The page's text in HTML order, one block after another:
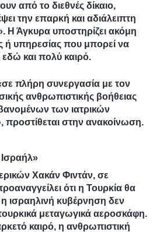
από το διεθνές δίκαιο,
την επαρκή και αδιάλειπτη
Η Άγκυρα υποστηρίζει ακόμη
ή υπηρεσίας που μπορεί να
εδώ και πολύ καιρό.
πλήρη συνεργασία με τον
ανθρωπιστικής βοήθειας
των ιατρικών
προστίθεται στην ανακοίνωση.
Ισραήλ»
Χακάν Φιντάν, σε
ότι η Τουρκία θα
ισραηλινή κυβέρνηση δεν
μεταγωγικά αεροσκάφη.
καιρό, η ανθρωπιστική